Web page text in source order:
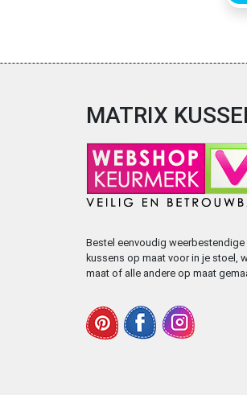
MATRIX
Bestel eenvoudig
kussens op maat voor in je stoel,
maat of alle andere op maat